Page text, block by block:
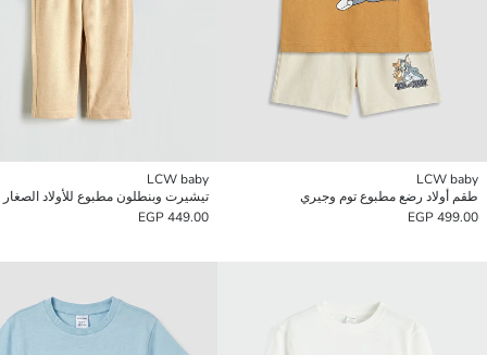
LCW baby
طقم أولاد رضع مطبوع توم وجيري
499.00 EGP
LCW baby
تيشيرت وبنطلون مطبوع للأولاد الصغار
449.00 EGP